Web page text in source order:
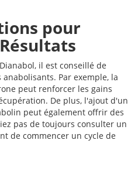
pour
il est conseillé de
Par exemple, la
peut renforcer les gains
De plus, l'ajout d'un
peut également offrir des
pas de toujours consulter un
de commencer un cycle de